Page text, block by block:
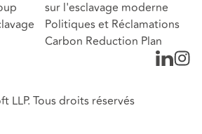
sur l'esclavage moderne
Politiques et Réclamations
Carbon Reduction Plan
LLP. Tous droits réservés